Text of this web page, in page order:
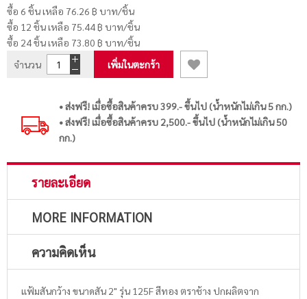
ซื้อ 6 ชิ้น เหลือ 76.26 ฿ บาท/ชิ้น
ซื้อ 12 ชิ้น เหลือ 75.44 ฿ บาท/ชิ้น
ซื้อ 24 ชิ้น เหลือ 73.80 ฿ บาท/ชิ้น
จำนวน
เพิ่มในตะกร้า
• ส่งฟรี! เมื่อซื้อสินค้าครบ 399.- ขึ้นไป (น้ำหนักไม่เกิน 5 กก.)
• ส่งฟรี! เมื่อซื้อสินค้าครบ 2,500.- ขึ้นไป (น้ำหนักไม่เกิน 50
กก.)
รายละเอียด
MORE INFORMATION
ความคิดเห็น
แฟ้มสันกว้าง ขนาดสัน 2" รุ่น 125F สีทอง ตราช้าง ปกผลิตจาก